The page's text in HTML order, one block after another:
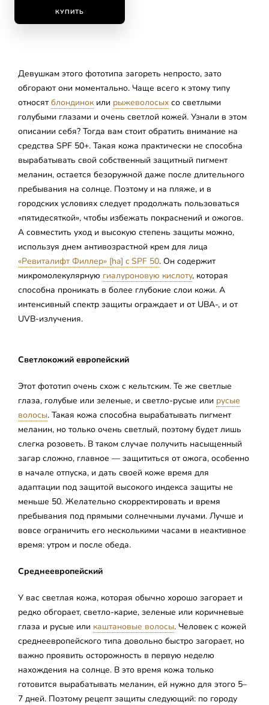
КУПИТЬ
Девушкам этого фототипа загореть непросто, зато
обгорают они моментально. Чаще всего к этому типу
относятблондинок или рыжеволосых со светлыми
голубыми глазами и очень светлой кожей. Узнали в этом
описании себя? Тогда вам стоит обратить внимание на
средства SPF 50+. Такая кожа практически не способна
вырабатывать свой собственный защитный пигмент
меланин, остается безоружной даже после длительного
пребывания на солнце. Поэтому и на пляже, и в
городских условиях следует продолжать пользоваться
«пятидесяткой», чтобы избежать покраснений и ожогов.
А совместить уход и высокую степень защиты можно,
используя днем антивозрастной крем для лица
«Ревиталифт Филлер» [ha] c SPF 50. Он содержит
микромолекулярную гиалуроновую кислоту, которая
способна проникать в более глубокие слои кожи. А
интенсивный спектр защиты ограждает и от UBA-, и от
UVB-излучения.
Светлокожий европейский
Этот фототип очень схож с кельтским. Те же светлые
глаза, голубые или зеленые, и светло-русые или русые
волосы. Такая кожа способна вырабатывать пигмент
меланин, но только очень светлый, поэтому будет лишь
слегка розоветь. В таком случае получить насыщенный
загар сложно, главное — защититься от ожога, особенно
в начале отпуска, и дать своей коже время для
адаптации под защитой высокого индекса защиты не
меньше 50. Желательно скорректировать и время
пребывания под прямыми солнечными лучами. Лучше и
вовсе ограничить его несколькими часами в неактивное
время: утром и после обеда.
Среднеевропейский
У вас светлая кожа, которая обычно хорошо загорает и
редко обгорает, светло-карие, зеленые или коричневые
глаза и русые или каштановые волосы. Человек с кожей
среднеевропейского типа довольно быстро загорает, но
важно проявить осторожность в первую неделю
нахождения на солнце. В это время кожа только
готовится вырабатывать меланин, ей нужно для этого 5–
7 дней. Поэтому рецепт защиты следующий: по городу